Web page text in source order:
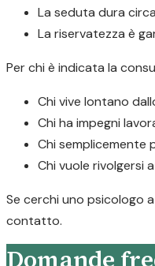
La seduta dura
La riservatezza è
Per chi è indicata la
Chi vive lontano
Chi ha impegni
Chi semplicemente
Chi vuole rivolgersi
Se cerchi uno psicologo
contatto.
Domande